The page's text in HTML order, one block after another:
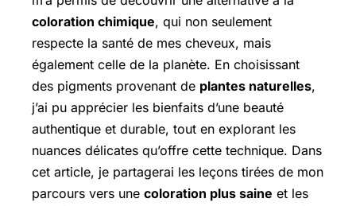
coloration chimique, qui non seulement
respecte la santé de mes cheveux, mais
également celle de la planète. En choisissant
des pigments provenant de plantes naturelles,
j’ai pu apprécier les bienfaits d’une beauté
authentique et durable, tout en explorant les
nuances délicates qu’offre cette technique. Dans
cet article, je partagerai les leçons tirées de mon
parcours vers une coloration plus saine et les